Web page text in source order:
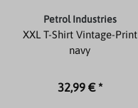
Petrol Industries
XXL T-Shirt Vintage-Print
navy
32,99 € *